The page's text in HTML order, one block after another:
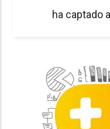
ha captado